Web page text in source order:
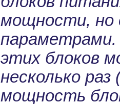
мощности, но
этих блоков
несколько
мощность